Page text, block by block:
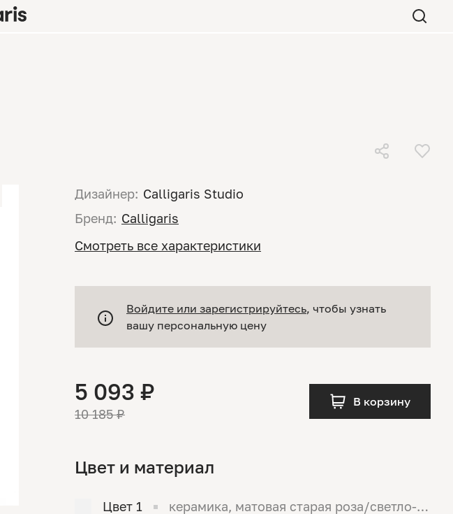
Дизайнер: Calligaris Studio
Бренд: Calligaris
Смотреть все характеристики
Войдите или зарегистрируйтесь, чтобы узнать
вашу персональную цену
5 093 ₽
10 185 ₽
В корзину
Цвет и материал
Цвет 1
керамика, матовая старая роза/светло-р